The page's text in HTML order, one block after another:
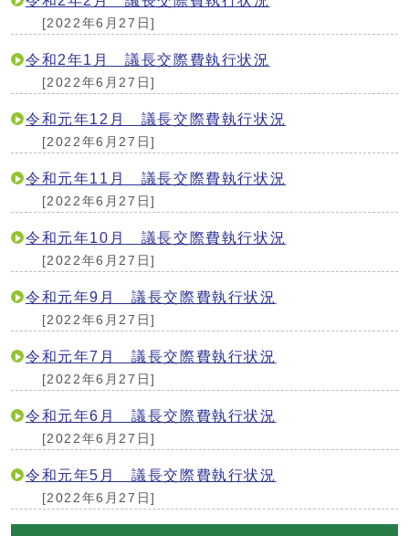
[2022年6月27日]
令和2年1月 議長交際費執行状況
[2022年6月27日]
令和元年12月 議長交際費執行状況
[2022年6月27日]
令和元年11月 議長交際費執行状況
[2022年6月27日]
令和元年10月 議長交際費執行状況
[2022年6月27日]
令和元年9月 議長交際費執行状況
[2022年6月27日]
令和元年7月 議長交際費執行状況
[2022年6月27日]
令和元年6月 議長交際費執行状況
[2022年6月27日]
令和元年5月 議長交際費執行状況
[2022年6月27日]